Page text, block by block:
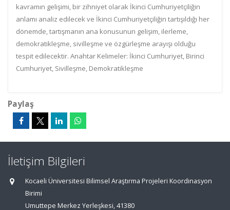
kavramın gelişimi, bir zihniyet olarak İkinci Cumhuriyetçiliğin
anlamı analiz edilecek ve İkinci Cumhuriyetçiliğin tartışıldığı her
dönemde, tartışmanın ana konusunun gelişim, ilerleme,
demokratikleşme, sivilleşme ve özgürleşme arayışı olduğu
tespit edilecektir. Anahtar Kelimeler: İkinci Cumhuriyet, Birinci
Cumhuriyet, Sivilleşme, Demokratikleşme
Paylaş
İletişim Bilgileri
Kocaeli Üniversitesi Bilimsel Araştırma Projeleri Koordinasyon
Birimi
Umuttepe Merkez Yerleşkesi, 41380